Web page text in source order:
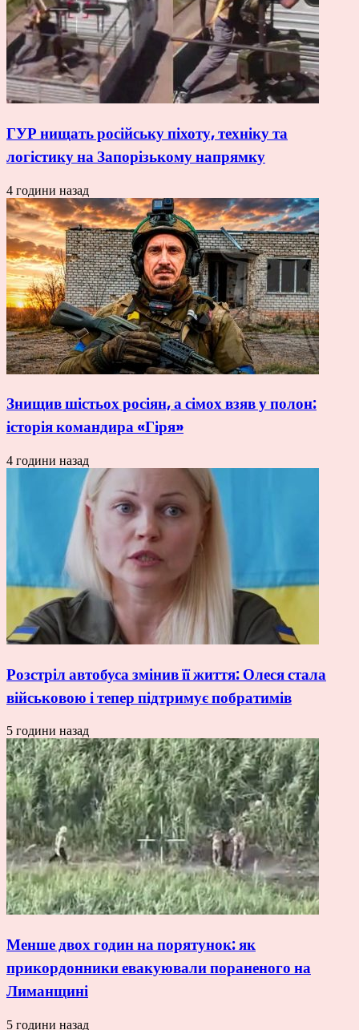
ГУР нищать російську піхоту, техніку та
логістику на Запорізькому напрямку
4 години назад
Знищив шістьох росіян, а сімох взяв у полон:
історія командира «Гіря»
4 години назад
Розстріл автобуса змінив її життя: Олеся стала
військовою і тепер підтримує побратимів
5 години назад
Менше двох годин на порятунок: як
прикордонники евакуювали пораненого на
Лиманщині
5 години назад